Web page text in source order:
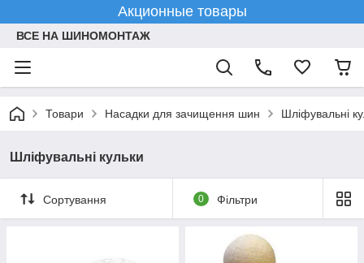
Акционные товары
ВСЕ НА ШИНОМОНТАЖ
Товари Насадки для зачищення шин Шліфувальні
Шліфувальні кульки
Сортування 0 Фільтри